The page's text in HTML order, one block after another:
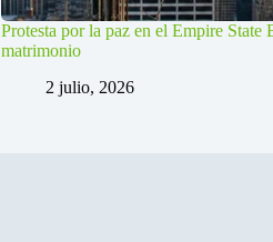
Protesta por la paz en el Empire State
matrimonio
2 julio, 2026